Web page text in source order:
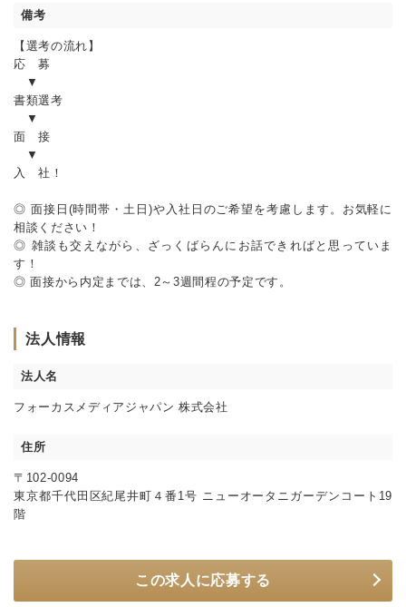
備考
【選考の流れ】
応 募
▼
書類選考
▼
面 接
▼
入 社！
◎ 面接日(時間帯・土日)や入社日のご希望を考慮します。お気軽に
相談ください！
◎ 雑談も交えながら、ざっくばらんにお話できればと思っていま
す！
◎ 面接から内定までは、2～3週間程の予定です。
法人情報
法人名
フォーカスメディアジャパン 株式会社
住所
〒102-0094
東京都千代田区紀尾井町４番1号 ニューオータニガーデンコート19
階
この求人に応募する